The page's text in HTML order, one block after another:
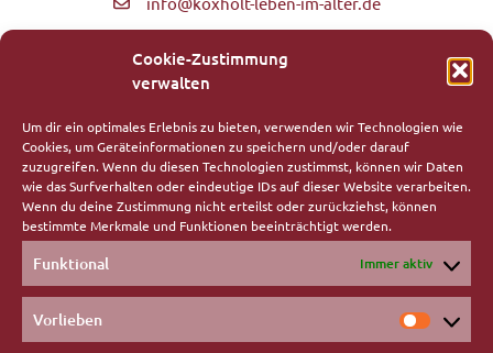
Cookie-Zustimmung
verwalten
Um dir ein optimales Erlebnis zu bieten, verwenden wir Technologien wie
Cookies, um Geräteinformationen zu speichern und/oder darauf
zuzugreifen. Wenn du diesen Technologien zustimmst, können wir Daten
wie das Surfverhalten oder eindeutige IDs auf dieser Website verarbeiten.
Wenn du deine Zustimmung nicht erteilst oder zurückziehst, können
bestimmte Merkmale und Funktionen beeinträchtigt werden.
Funktional Immer aktiv
Vorlieben
Wohngemeinschaft:
51580 Reichshof-Eckenhagen
Rechtliches
Impressum